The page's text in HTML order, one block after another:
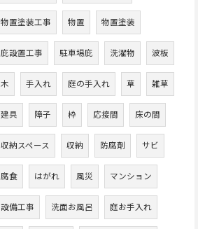
物置塗装工事 物置 物置塗装
庇設置工事 駐車場庇 洗濯物 波板
木 手入れ 庭の手入れ 草 雑草
建具 障子 枠 応接間 床の間
収納スペース 収納 防腐剤 サビ
腐食 はがれ 風災 マンション
設備工事 洗面お風呂 庭お手入れ